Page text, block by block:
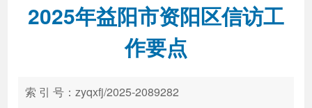
新闻中心 解读回应
政务服务
2025年益阳市资阳区信访工
作要点
索 引 号：zyqxfj/2025-2089282